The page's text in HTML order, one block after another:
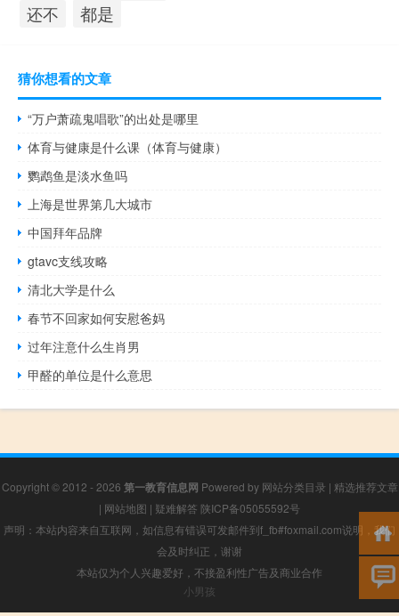
还不 都是
猜你想看的文章
“万户萧疏鬼唱歌”的出处是哪里
体育与健康是什么课（体育与健康）
鹦鹉鱼是淡水鱼吗
上海是世界第几大城市
中国拜年品牌
gtavc支线攻略
清北大学是什么
春节不回家如何安慰爸妈
过年注意什么生肖男
甲醛的单位是什么意思
Copyright © 2012 - 2026 第一教育信息网 Powered by 网站分类目录 | 精选推荐文章
| 网站地图 | 疑难解答 陕ICP备05055592号
声明：本站内容来自互联网，如信息有错误可发邮件到f_fb#foxmail.com说明，我们
会及时纠正，谢谢
本站仅为个人兴趣爱好，不接盈利性广告及商业合作
小男孩